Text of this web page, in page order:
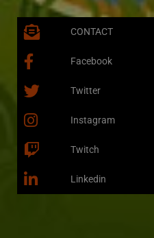
CONTACT
Facebook
Twitter
Instagram
Twitch
Linkedin